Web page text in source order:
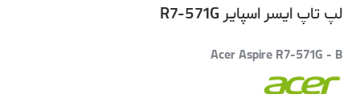
لپ تاپ ایسر اسپایر R7-571G
Acer Aspire R7-571G - B